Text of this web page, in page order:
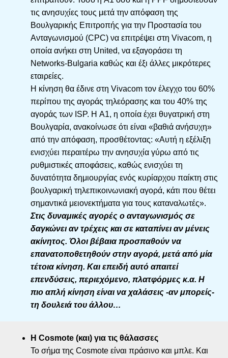
τις ανησυχίες τους μετά την απόφαση της
Βουλγαρικής Επιτροπής για την Προστασία του
Ανταγωνισμού (CPC) να επιτρέψει στη Vivacom, η
οποία ανήκει στη United, να εξαγοράσει τη
Networks-Bulgaria καθώς και έξι άλλες μικρότερες
εταιρείες.
Η κίνηση θα έδινε στη Vivacom τον έλεγχο του 60%
περίπου της αγοράς τηλεόρασης και του 40% της
αγοράς των ISP. Η A1, η οποία έχει θυγατρική στη
Βουλγαρία, ανακοίνωσε ότι είναι «βαθιά ανήσυχη»
από την απόφαση, προσθέτοντας: «Αυτή η εξέλιξη
ενισχύει περαιτέρω την ανησυχία γύρω από τις
ρυθμιστικές αποφάσεις, καθώς ενισχύει τη
δυνατότητα δημιουργίας ενός κυρίαρχου παίκτη στις
βουλγαρική τηλεπικοινωνιακή αγορά, κάτι που θέτει
σημαντικά μειονεκτήματα για τους καταναλωτές».
Στις δυναμικές αγορές ο ανταγωνισμός σε
δαγκώνει αν τρέχεις και σε καταπίνει αν μένεις
ακίνητος. Όλοι βέβαια προσπαθούν να
επανατοποθετηθούν στην αγορά, μετά από μία
τέτοια κίνηση. Και επειδή αυτό απαιτεί
επενδύσεις, περιεχόμενο, πλατφόρμες κ.α. H
πιο απλή κίνηση είναι να χαλάσεις -αν μπορείς-
τη δουλειά του άλλου…
Η Cosmote (και) για τις θάλασσες
Το σήμα της Cosmote είναι πράσινο και μπλε. Και